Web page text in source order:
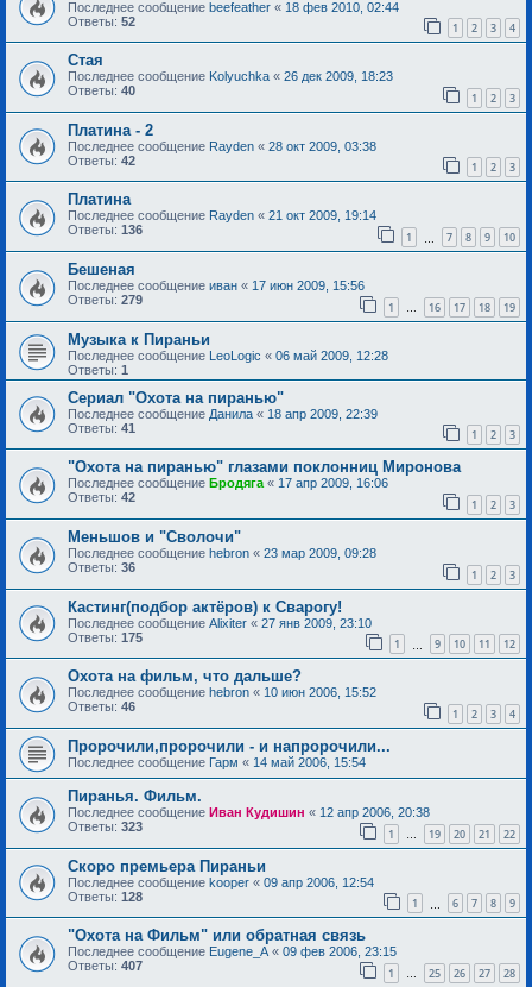
Последнее сообщение beefeather « 18 фев 2010, 02:44
Ответы: 52 1 2 3 4
Стая
Последнее сообщение Kolyuchka « 26 дек 2009, 18:23
Ответы: 40 1 2 3
Платина - 2
Последнее сообщение Rayden « 28 окт 2009, 03:38
Ответы: 42 1 2 3
Платина
Последнее сообщение Rayden « 21 окт 2009, 19:14
Ответы: 136 1 7 8 9 10
Бешеная
Последнее сообщение иван « 17 июн 2009, 15:56
Ответы: 279 1 … 16 17 18 19
Музыка к Пираньи
Последнее сообщение LeoLogic « 06 май 2009, 12:28
Ответы: 1
Сериал "Охота на пиранью"
Последнее сообщение Данила « 18 апр 2009, 22:39
Ответы: 41 1 2 3
"Охота на пиранью" глазами поклонниц Миронова
Последнее сообщение Бродяга« 17 апр 2009, 16:06
Ответы: 42 1 2 3
Меньшов и "Сволочи"
Последнее сообщение hebron « 23 мар 2009, 09:28
Ответы: 36 1 2 3
Кастинг(подбор актёров) к Сварогу!
Последнее сообщение Alixiter « 27 янв 2009, 23:10
Ответы: 175 1 9 10 11 12
Охота на фильм, что дальше?
Последнее сообщение hebron « 10 июн 2006, 15:52
Ответы: 46 1 2 3 4
Пророчили,пророчили - и напророчили...
Последнее сообщение Гарм « 14 май 2006, 15:54
Пиранья. Фильм.
Последнее сообщение Иван Кудишин « 12 апр 2006, 20:38
Ответы: 323 1 … 19 20 21 22
Скоро премьера Пираньи
Последнее сообщение kooper « 09 апр 2006, 12:54
Ответы: 128 1 6 7 8 9
"Охота на Фильм" или обратная связь
Последнее сообщение Eugene_A « 09 фев 2006, 23:15
Ответы: 407 1 … 25 26 27 28